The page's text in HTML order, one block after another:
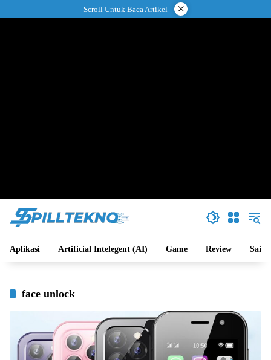
ke
Scroll Untuk Baca Artikel ×
Aplikasi Artificial Intelegent (AI) Game Review Sains
face unlock